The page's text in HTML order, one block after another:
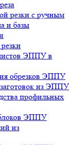
резки с ручным
и базы
ЭППУ в
обрезков ЭППУ
из ЭППУ
профильных
ЭППУ
из